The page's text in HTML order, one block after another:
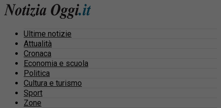
Ultime notizie
Attualità
Cronaca
Economia e scuola
Politica
Cultura e turismo
Sport
Zone